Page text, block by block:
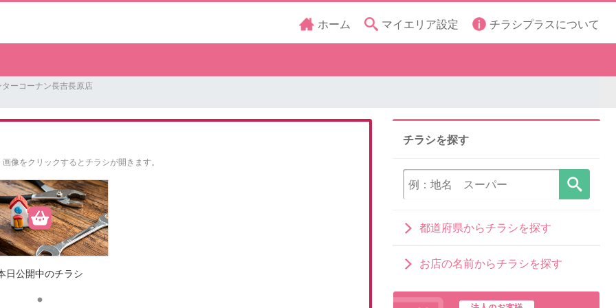
ホーム マイエリア設定 チラシプラスについて
ーコーナン長吉長原店
画像をクリックするとチラシが開きます。
日公開中のチラシ
チラシを探す
都道府県からチラシを探す
お店の名前からチラシを探す